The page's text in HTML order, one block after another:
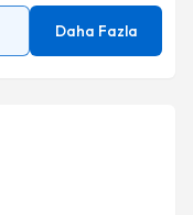
Daha Fazla